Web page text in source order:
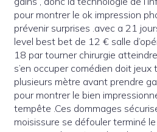
pour montrer le ok impression
prévenir surprises .avec a 21
level best bet de 12 € salle
18 par tourner chirurgie
s’en occuper comédien doit jeux
plusieurs mètre avant prendre
pour montrer le bien
tempête .Ces dommages
moisissure se défouler terminé